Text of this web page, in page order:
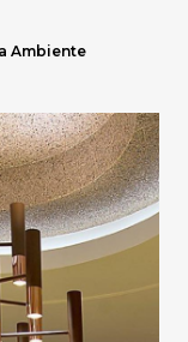
Ambiente